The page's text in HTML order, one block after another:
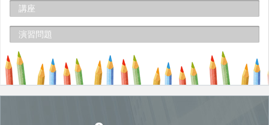
講座
演習問題